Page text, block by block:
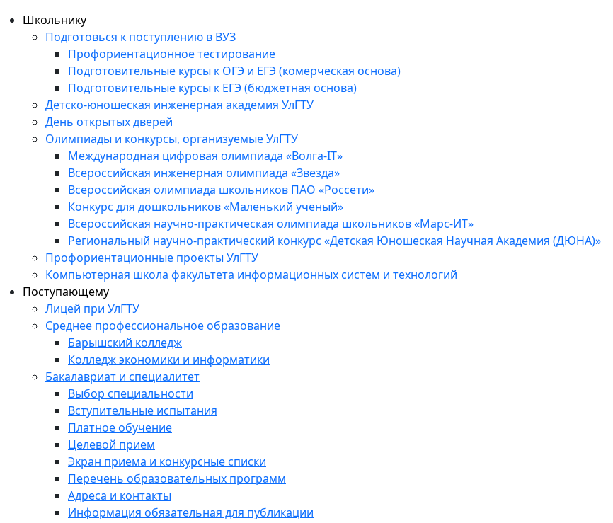
Школьнику
Подготовься к поступлению в ВУЗ
Профориентационное тестирование
Подготовительные курсы к ОГЭ и ЕГЭ (комерческая основа)
Подготовительные курсы к ЕГЭ (бюджетная основа)
Детско-юношеская инженерная академия УлГТУ
День открытых дверей
Олимпиады и конкурсы, организуемые УлГТУ
Международная цифровая олимпиада «Волга-IT»
Всероссийская инженерная олимпиада «Звезда»
Всероссийская олимпиада школьников ПАО «Россети»
Конкурс для дошкольников «Маленький ученый»
Всероссийская научно-практическая олимпиада школьников «Марс-ИТ»
Региональный научно-практический конкурс «Детская Юношеская Научная Академия (ДЮНА)»
Профориентационные проекты УлГТУ
Компьютерная школа факультета информационных систем и технологий
Поступающему
Лицей при УлГТУ
Среднее профессиональное образование
Барышский колледж
Колледж экономики и информатики
Бакалавриат и специалитет
Выбор специальности
Вступительные испытания
Платное обучение
Целевой прием
Экран приема и конкурсные списки
Перечень образовательных программ
Адреса и контакты
Информация обязательная для публикации